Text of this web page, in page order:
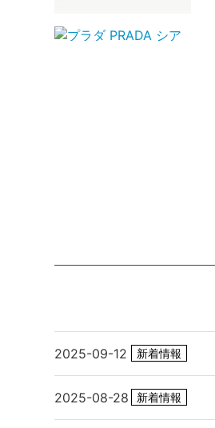
2025-09-12 新着情報
2025-08-28 新着情報